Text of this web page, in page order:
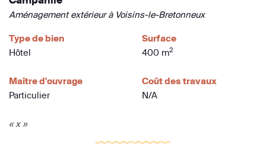
Aménagement extérieur à Voisins-le-Bretonneux
Type de bien
Hôtel
Surface
400 m2
Maître d'ouvrage
Particulier
Coût des travaux
N/A
« x »